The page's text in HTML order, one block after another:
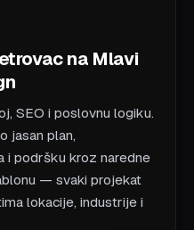
na Mlavi
SEO i poslovnu logiku.
jasan plan,
i podršku kroz naredne
— svaki projekat
lokacije, industrije i